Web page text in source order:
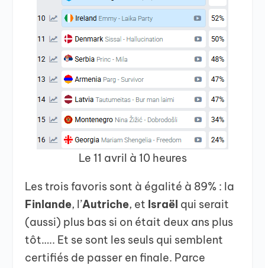
Le 11 avril à 10 heures
Les trois favoris sont à égalité à 89% : la
Finlande, l’Autriche, et Israël qui serait
(aussi) plus bas si on était deux ans plus
tôt….. Et se sont les seuls qui semblent
certifiés de passer en finale. Parce